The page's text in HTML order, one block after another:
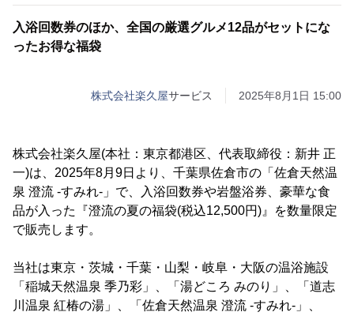
入浴回数券のほか、全国の厳選グルメ12品がセットにな
ったお得な福袋
株式会社楽久屋サービス 2025年8月1日 15:00
株式会社楽久屋(本社：東京都港区、代表取締役：新井 正
一)は、2025年8月9日より、千葉県佐倉市の「佐倉天然温
泉 澄流 -すみれ-」で、入浴回数券や岩盤浴券、豪華な食
品が入った『澄流の夏の福袋(税込12,500円)』を数量限定
で販売します。
当社は東京・茨城・千葉・山梨・岐阜・大阪の温浴施設
「稲城天然温泉 季乃彩」、「湯どころ みのり」、「道志
川温泉 紅椿の湯」、「佐倉天然温泉 澄流 -すみれ-」、